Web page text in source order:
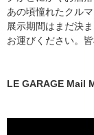
あの頃憧れたクル
展示期間はまだ決
お運びください。
LE GARAGE Mail